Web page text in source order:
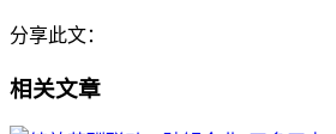
分享此文：
相关文章